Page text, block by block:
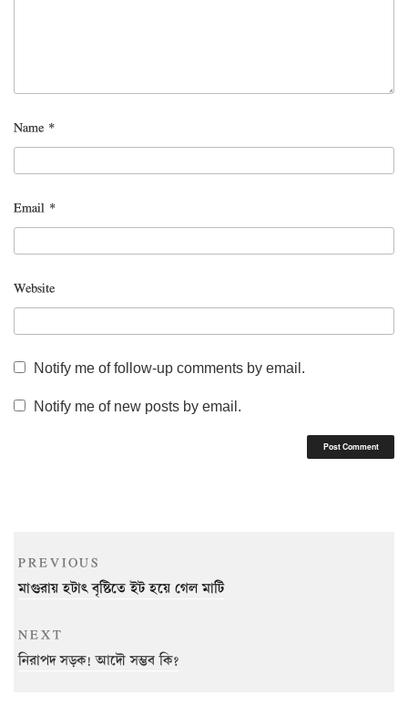
Name *
Email *
Website
Notify me of follow-up comments by email.
Notify me of new posts by email.
navigation
Previous
Post
PREVIOUS
মাগুরায় হটাৎ বৃষ্টিতে ইট হয়ে গেল মাটি
Next
Post
NEXT
নিরাপদ সড়ক! আদৌ সম্ভব কি?